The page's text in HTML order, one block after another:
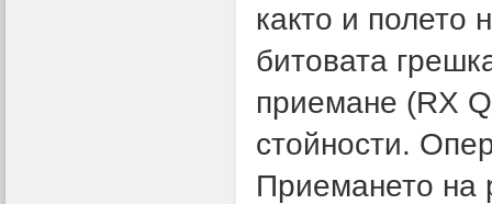
както и полето
битовата
приемане (RX
стойности.
Приемането на